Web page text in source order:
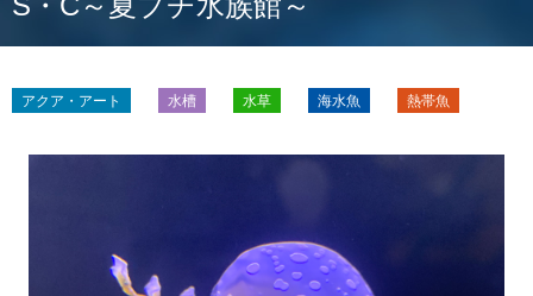
アクア・アート 水槽 水草 海水魚 熱帯魚